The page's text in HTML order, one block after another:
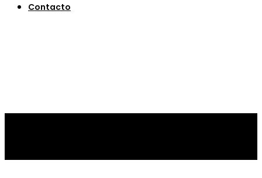
Contacto